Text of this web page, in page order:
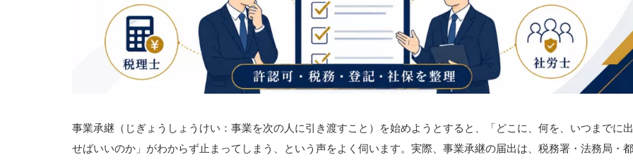
事業承継（じぎょうしょうけい：事業を次の人に引き渡すこと）を始めようとすると、「どこに、何を、いつまでに出
せばいいのか」がわからず止まってしまう、という声をよく伺います。実際、事業承継の届出は、税務署・法務局・都